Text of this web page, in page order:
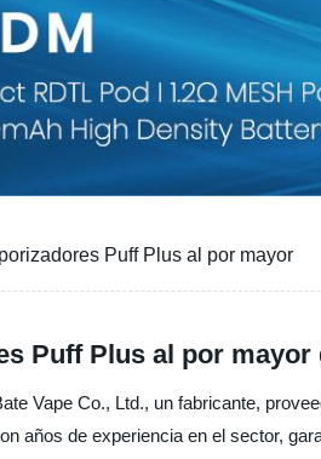
Puff Plus al por mayor
Puff Plus al por mayor
Vape Co., Ltd., un fabricante,
años de experiencia en el sector,